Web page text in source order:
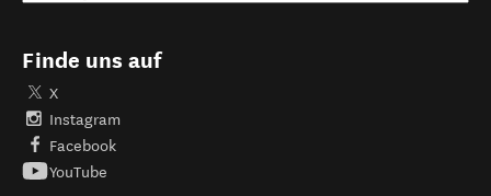
Finde uns auf
X
Instagram
Facebook
YouTube